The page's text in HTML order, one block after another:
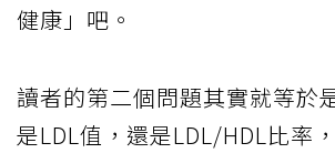
健康」吧。
讀者的第二個問題其實就等於
是LDL值，還是LDL/HDL比率